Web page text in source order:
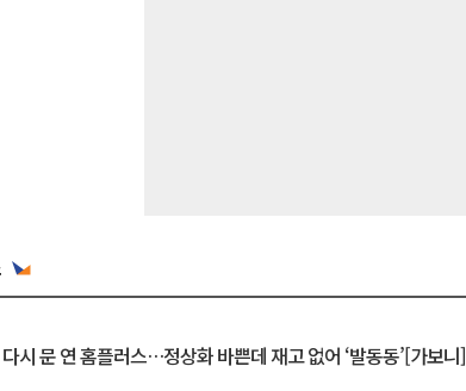
시 문 연 홈플러스…정상화 바쁜데 재고 없어 ‘발동동’[가보니]